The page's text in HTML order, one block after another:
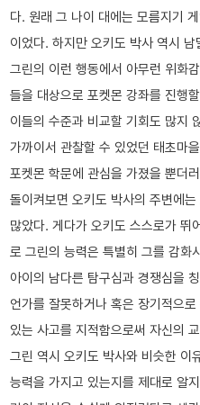
다. 원래 그 나이 대에는 모름지기
이었다. 하지만 오키도 박사 역시
그린의 이런 행동에서 아무런 위화
들을 대상으로 포켓몬 강좌를 진행
이들의 수준과 비교할 기회도 많지
가까이서 관찰할 수 있었던 태초마
포켓몬 학문에 관심을 가졌을 뿐더
돌이켜보면 오키도 박사의 주변에
많았다. 게다가 오키도 스스로가 뛰
로 그린의 능력은 특별히 그를 감화
아이의 남다른 탐구심과 경쟁심을
언가를 잘못하거나 혹은 장기적으
있는 사고를 지적함으로써 자신의
그린 역시 오키도 박사와 비슷한 이
능력을 가지고 있는지를 제대로 알